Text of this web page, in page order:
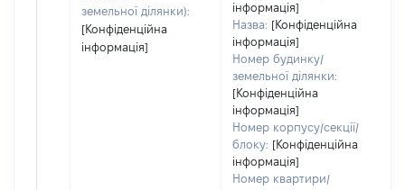
земельної ділянки):
[Конфіденційна
інформація]
інформація]
Назва: [Конфіденційна
інформація]
Номер будинку/
земельної ділянки:
[Конфіденційна
інформація]
Номер корпусу/секції/
блоку: [Конфіденційна
інформація]
Номер квартири/